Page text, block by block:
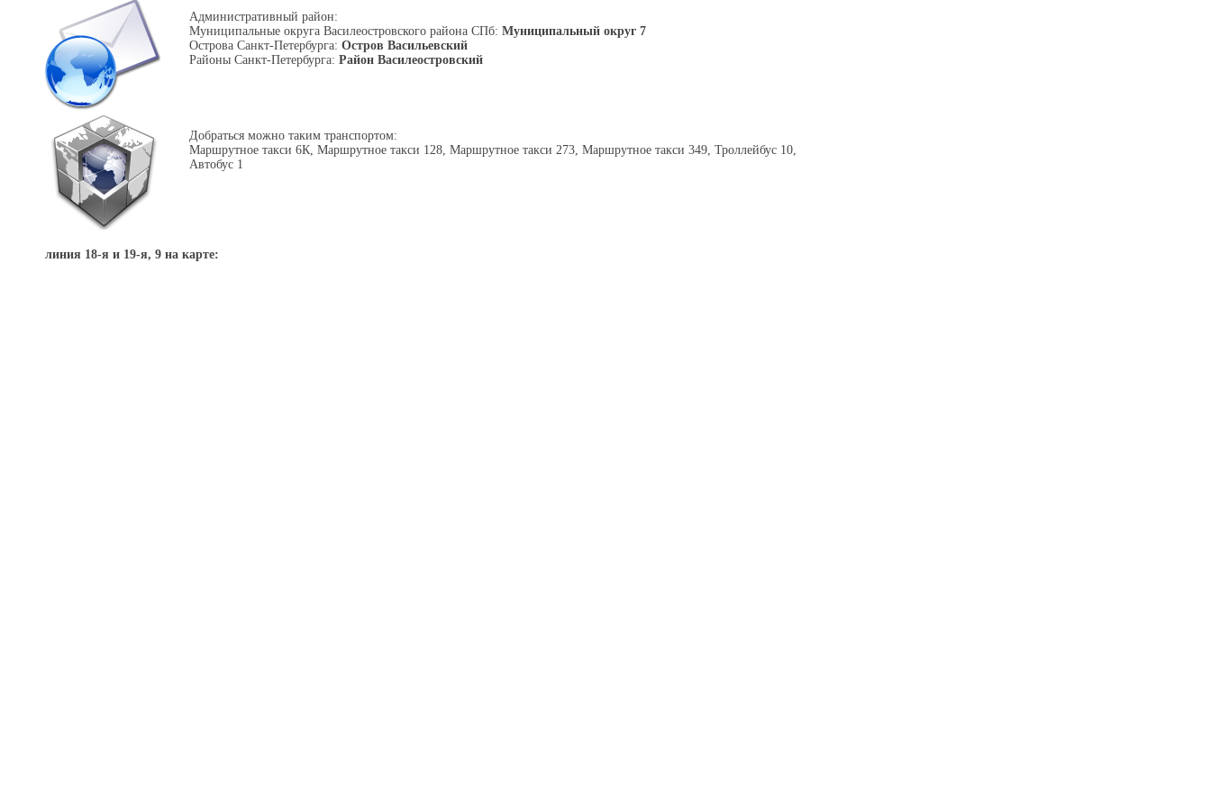
Административный район:
Муниципальные округа Василеостровского района СПб: Муниципальный округ 7
Острова Санкт-Петербурга: Остров Васильевский
Районы Санкт-Петербурга: Район Василеостровский
Добраться можно таким транспортом:
Маршрутное такси 6К, Маршрутное такси 128, Маршрутное такси 273, Маршрутное такси 349, Троллейбус 10,
Автобус 1
линия 18-я и 19-я, 9 на карте: